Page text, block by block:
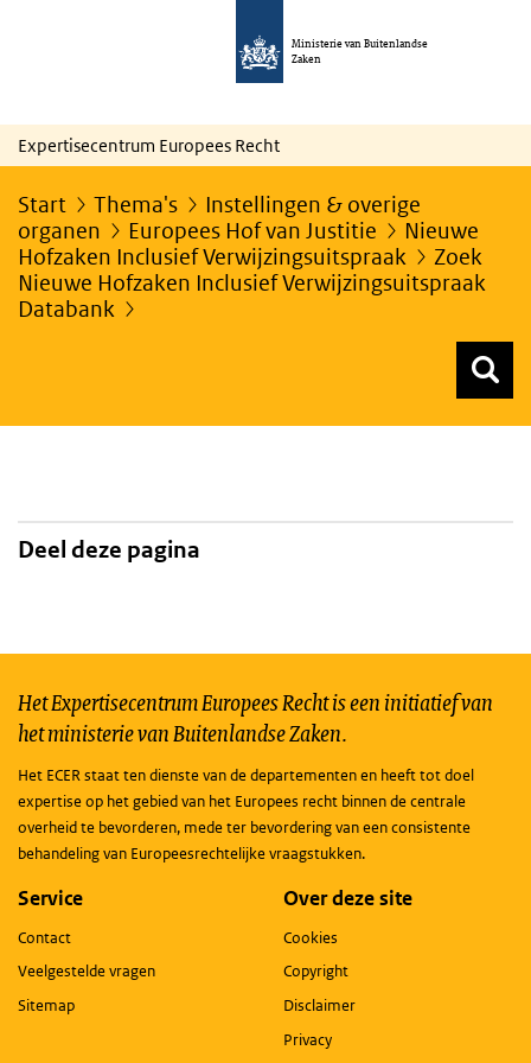
Ministerie van Buitenlandse
Zaken
Expertisecentrum Europees Recht
Start Thema's
Instellingen & overige
organen
Europees Hof van Justitie
Nieuwe
Hofzaken Inclusief Verwijzingsuitspraak
Zoek
Nieuwe Hofzaken Inclusief Verwijzingsuitspraak
Databank
Deel deze pagina
Het Expertisecentrum Europees Recht is een initiatief van
het ministerie van Buitenlandse Zaken.
Het ECER staat ten dienste van de departementen en heeft tot doel
expertise op het gebied van het Europees recht binnen de centrale
overheid te bevorderen, mede ter bevordering van een consistente
behandeling van Europeesrechtelijke vraagstukken.
Service
Contact
Veelgestelde vragen
Sitemap
Over deze site
Cookies
Copyright
Disclaimer
Privacy